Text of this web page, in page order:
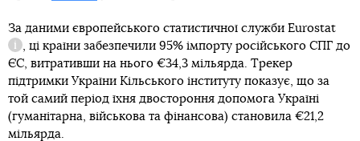
За даними європейського статистичної служби Eurostat
Довідка
, ці країни забезпечили 95% імпорту російського СПГ до
ЄС, витративши на нього €34,3 мільярда. Трекер
підтримки України Кільського інституту показує, що за
той самий період їхня двостороння допомога Україні
(гуманітарна, військова та фінансова) становила €21,2
мільярда.